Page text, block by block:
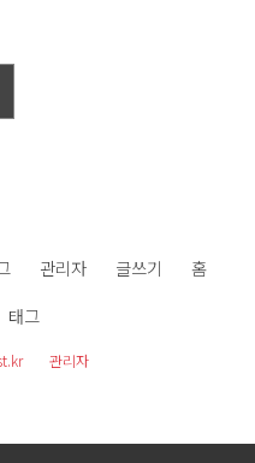
관리자 글쓰기
홈
태그
관리자